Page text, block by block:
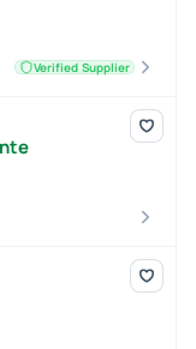
Verified Supplier